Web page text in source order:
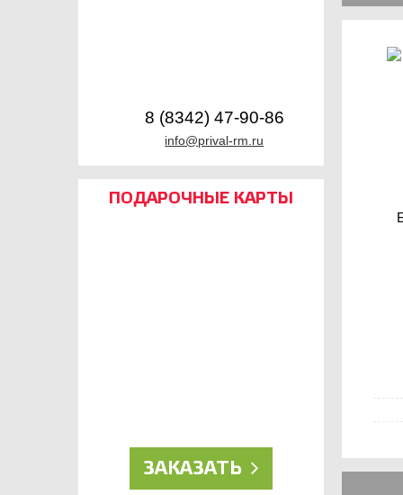
8 (8342) 47-90-86
info@prival-rm.ru
ПОДАРОЧНЫЕ КАРТЫ
ЗАКАЗАТЬ